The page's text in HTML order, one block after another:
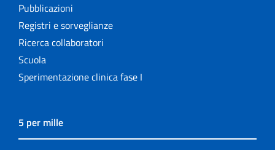
Pubblicazioni
Registri e sorveglianze
Ricerca collaboratori
Scuola
Sperimentazione clinica fase I
5 per mille